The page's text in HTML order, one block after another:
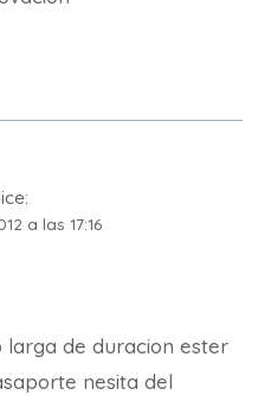
a las 17:16
de duracion ester
nesita del